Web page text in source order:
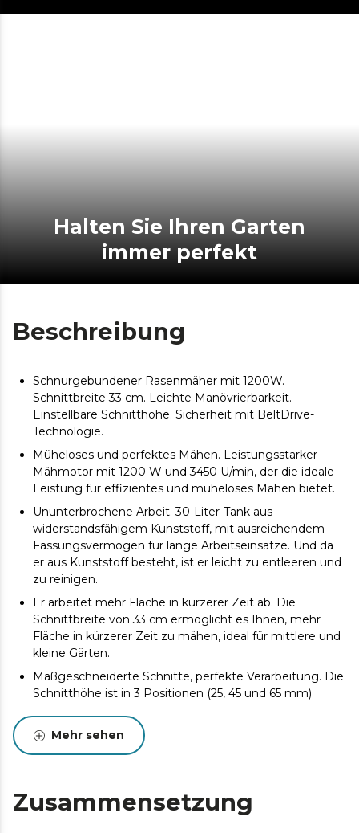
Halten Sie Ihren Garten
immer perfekt
Beschreibung
Schnurgebundener Rasenmäher mit 1200W.
Schnittbreite 33 cm. Leichte Manövrierbarkeit.
Einstellbare Schnitthöhe. Sicherheit mit BeltDrive-
Technologie.
Müheloses und perfektes Mähen. Leistungsstarker
Mähmotor mit 1200 W und 3450 U/min, der die ideale
Leistung für effizientes und müheloses Mähen bietet.
Ununterbrochene Arbeit. 30-Liter-Tank aus
widerstandsfähigem Kunststoff, mit ausreichendem
Fassungsvermögen für lange Arbeitseinsätze. Und da
er aus Kunststoff besteht, ist er leicht zu entleeren und
zu reinigen.
Er arbeitet mehr Fläche in kürzerer Zeit ab. Die
Schnittbreite von 33 cm ermöglicht es Ihnen, mehr
Fläche in kürzerer Zeit zu mähen, ideal für mittlere und
kleine Gärten.
Maßgeschneiderte Schnitte, perfekte Verarbeitung. Die
Schnitthöhe ist in 3 Positionen (25, 45 und 65 mm)
und ein perfektes Ergebnis auf Ihrem Rasen zu
erzielen.
Geräusche, nutzt die volle Kraft des Motors und sorgt
für mehr Sicherheit, indem es die Messer bei Bedarf
Mehr sehen
Zusammensetzung